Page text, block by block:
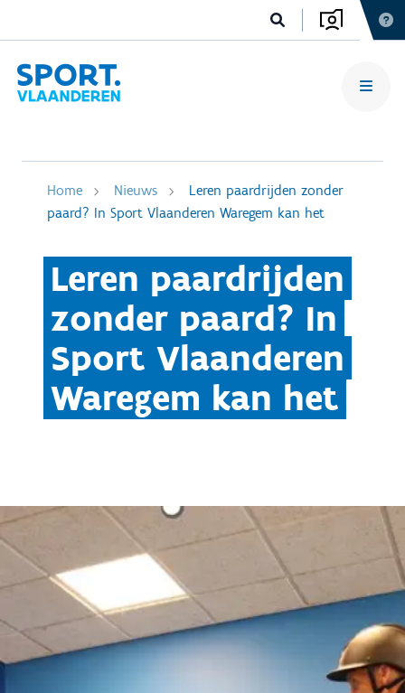
Home Nieuws
Leren paardrijden zonder
paard? In Sport Vlaanderen Waregem kan het
Leren paardrijden
zonder paard? In
Sport Vlaanderen
Waregem kan het